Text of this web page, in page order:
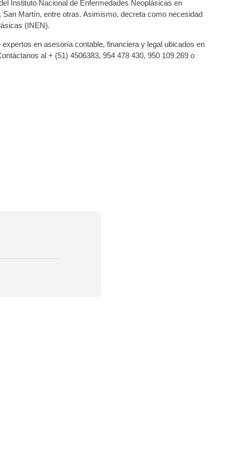
Instituto Nacional de Enfermedades Neoplásicas en
Martín, entre otras. Asimismo, decreta como necesidad
(INEN).
en asesoría contable, financiera y legal ubicados en
al + (51) 4506383, 954 478 430, 950 109 269 o